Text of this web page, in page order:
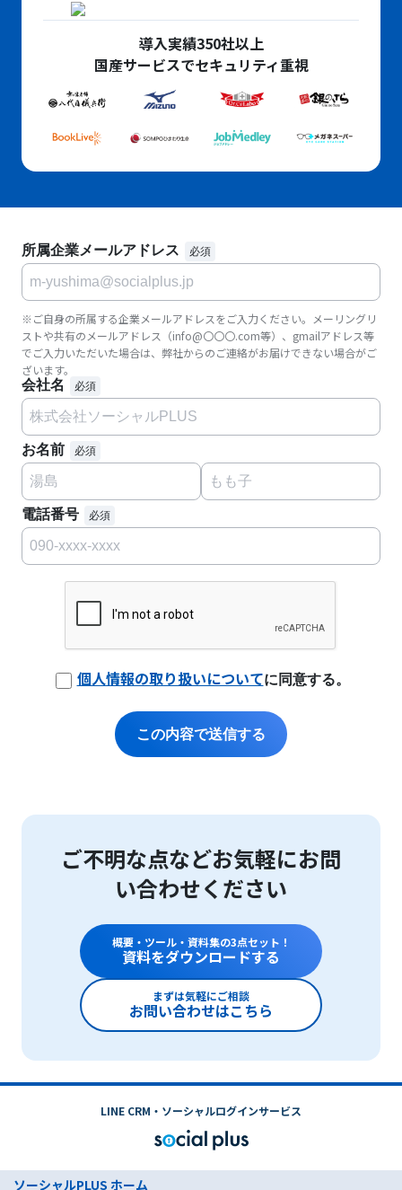
導入実績350社以上
国産サービスでセキュリティ重視
所属企業メールアドレス
※ご自身の所属する企業メールアドレスをご入力ください。メーリングリ
ストや共有のメールアドレス（info@〇〇〇.com等）、gmailアドレス等
でご入力いただいた場合は、弊社からのご連絡がお届けできない場合がご
ざいます。
会社名
お名前
電話番号
個人情報の取り扱いについてに同意する。
この内容で送信する
ご不明な点などお気軽にお問
い合わせください
概要・ツール・資料集の3点セット！
資料をダウンロードする
まずは気軽にご相談
お問い合わせはこちら
LINE CRM・ソーシャルログインサービス
ソーシャルPLUS ホーム